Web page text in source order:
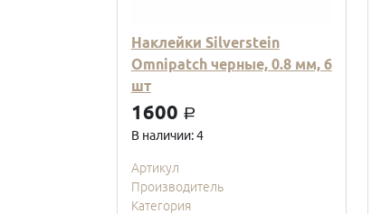
Наклейки Silverstein
Omnipatch черные, 0.8 мм, 6
шт
1600 a
В наличии: 4
Артикул
Производитель
Категория